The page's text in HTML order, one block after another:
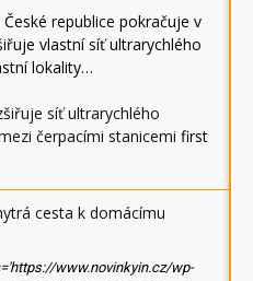
republice pokračuje v
vlastní síť ultrarychlého
lokality…
síť ultrarychlého
čerpacími stanicemi first
cesta k domácímu
www.novinkyin.cz/wp-